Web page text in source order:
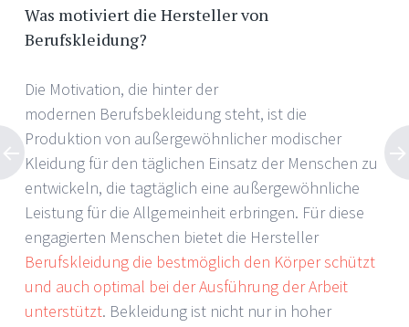
Was motiviert die Hersteller von
Berufskleidung?
Die Motivation, die hinter der
modernen Berufsbekleidung steht, ist die
Produktion von außergewöhnlicher modischer
Kleidung für den täglichen Einsatz der Menschen zu
entwickeln, die tagtäglich eine außergewöhnliche
Leistung für die Allgemeinheit erbringen. Für diese
engagierten Menschen bietet die Hersteller
Berufskleidung die bestmöglich den Körper schützt
und auch optimal bei der Ausführung der Arbeit
unterstützt. Bekleidung ist nicht nur in hoher